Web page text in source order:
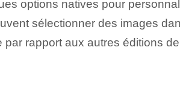
options natives pour
sélectionner des images
rapport⁤ aux autres éditions